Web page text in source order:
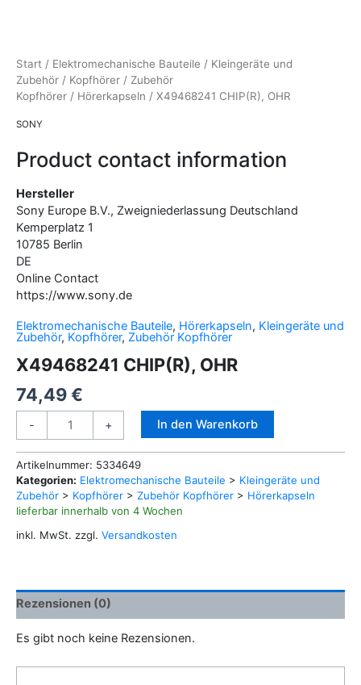
Start / Elektromechanische Bauteile / Kleingeräte und
Zubehör / Kopfhörer / Zubehör
Kopfhörer / Hörerkapseln / X49468241 CHIP(R), OHR
SONY
Product contact information
Hersteller
Sony Europe B.V., Zweigniederlassung Deutschland
Kemperplatz 1
10785 Berlin
DE
Online Contact
https://www.sony.de
Elektromechanische Bauteile, Hörerkapseln, Kleingeräte und
Zubehör, Kopfhörer, Zubehör Kopfhörer
X49468241 CHIP(R), OHR
74,49€
-
X49468241
OHR
Menge
+ In den Warenkorb
Artikelnummer: 5334649
Kategorien: Elektromechanische Bauteile > Kleingeräte und
Zubehör > Kopfhörer > Zubehör Kopfhörer > Hörerkapseln
lieferbar innerhalb von 4 Wochen
inkl. MwSt. zzgl. Versandkosten
Rezensionen (0)
Es gibt noch keine Rezensionen.